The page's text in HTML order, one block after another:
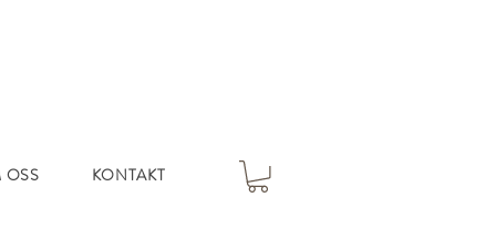
OSS KONTAKT